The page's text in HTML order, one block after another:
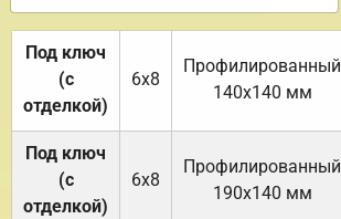
Под ключ
(с
отделкой)
6х8
Профилированный
140х140 мм
Под ключ
(с
отделкой)
6х8
Профилированный
190х140 мм